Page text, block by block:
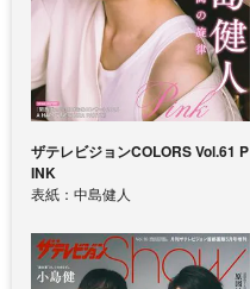
ザテレビジョンCOLORS Vol.61 P
INK
表紙：中島健人